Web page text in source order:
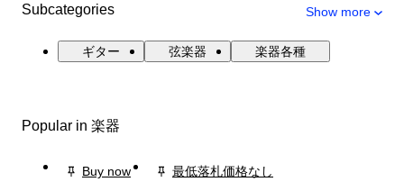
Subcategories Show more
ギター 弦楽器 楽器各種
Popular in 楽器
Buy now
最低落札価格なし